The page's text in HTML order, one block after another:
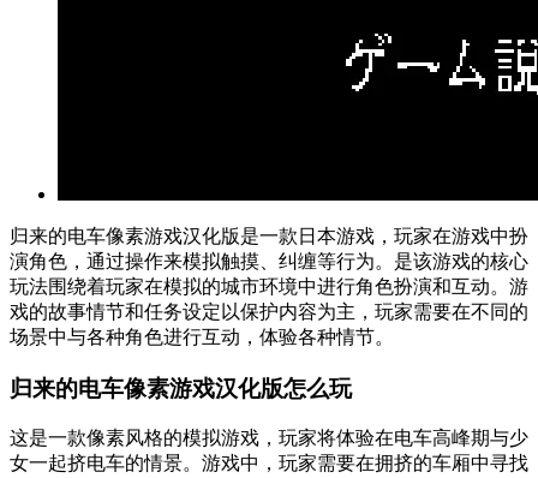
归来的电车像素游戏汉化版是一款日本游戏，玩家在游戏中扮
演角色，通过操作来模拟触摸、纠缠等行为。是该游戏的核心
玩法围绕着玩家在模拟的城市环境中进行角色扮演和互动。游
戏的故事情节和任务设定以保护内容为主，玩家需要在不同的
场景中与各种角色进行互动，体验各种情节。
归来的电车像素游戏汉化版怎么玩
这是一款像素风格的模拟游戏，玩家将体验在电车高峰期与少
女一起挤电车的情景。游戏中，玩家需要在拥挤的车厢中寻找